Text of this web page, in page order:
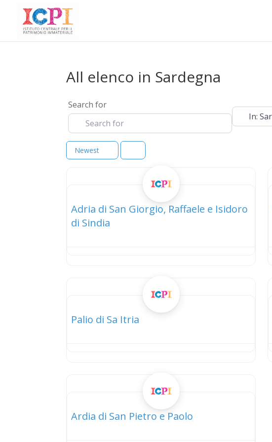
All elenco in Sardegna
Search for
Near
Newest
Adria di San Giorgio, Raffaele e Isidoro
di Sindia
Palio di Sa Itria
Ardia di San Pietro e Paolo